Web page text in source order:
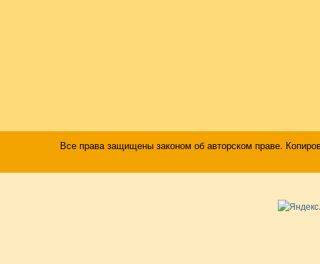
Все права защищены законом об авторском праве.